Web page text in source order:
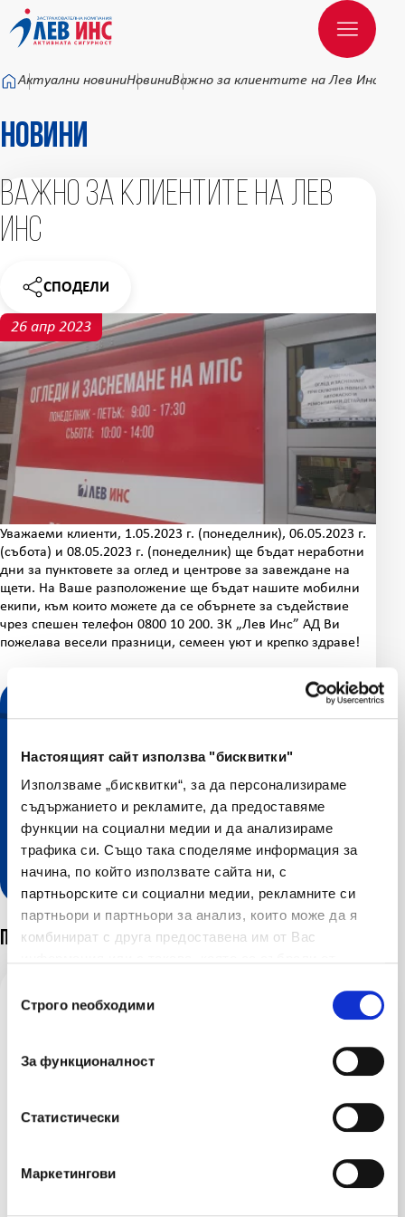
Настоящият сайт използва "бисквитки"
Използваме „бисквитки“, за да персонализираме
съдържанието и рекламите, да предоставяме
функции на социални медии и да анализираме
трафика си. Също така споделяме информация за
начина, по който използвате сайта ни, с
партньорските си социални медии, рекламните си
партньори и партньори за анализ, които може да я
комбинират с друга предоставена им от Вас
Строго nеобходими
За функционалност
Статистически
Маркетингови
Към основното съдържание
Актуални новиниНовиниВажно за клиентите на Лев Инс
Новини
Важно за клиентите на Лев
Инс
СПОДЕЛИ
НОВИНАТА
26 апр 2023
Уважаеми клиенти, 1.05.2023 г. (понеделник), 06.05.2023 г.
(събота) и 08.05.2023 г. (понеделник) ще бъдат неработни
дни за пунктовете за оглед и центрове за завеждане на
щети. На Ваше разположение ще бъдат нашите мобилни
екипи, към които можете да се обърнете за съдействие
чрез спешен телефон 0800 10 200. ЗК „Лев Инс” АД Ви
пожелава весели празници, семеен уют и крепко здраве!
Разгледайте нашите онлайн
услуги
Последни новини
03 авг 2026
„Помощ при пътуване в чужбина“ с бонус
Няколко съвета за подготовка от опитни